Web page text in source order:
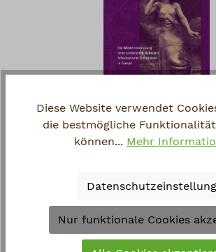
HEXENMEDIZIN
38,00 €*
Diese Website verwendet
die bestmögliche
können... Mehr
Nur funktionale Cookies